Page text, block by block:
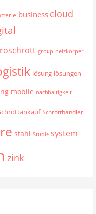
business cloud
group heizkörper
lösung lösungen
mobile nachhaltigkeit
Schrotthändler
stahl Studie system
zink